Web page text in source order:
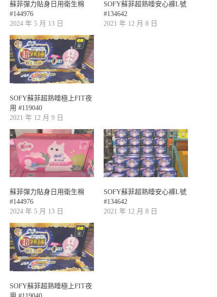
蘇菲彈力貼身日用衛生棉
#144976
2024 年 5 月 13 日
SOFY蘇菲超熟睡安心褲L號
#134642
2021 年 12 月 8 日
SOFY蘇菲超熟睡極上FIT夜
用 #119040
2021 年 12 月 9 日
蘇菲彈力貼身日用衛生棉
#144976
2024 年 5 月 13 日
SOFY蘇菲超熟睡安心褲L號
#134642
2021 年 12 月 8 日
SOFY蘇菲超熟睡極上FIT夜